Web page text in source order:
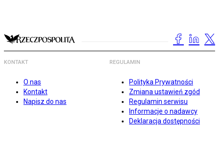
KONTAKT
O nas
Kontakt
Napisz do nas
REGULAMIN
Polityka Prywatności
Zmiana ustawień zgód
Regulamin serwisu
Informacje o nadawcy
Deklaracja dostępności